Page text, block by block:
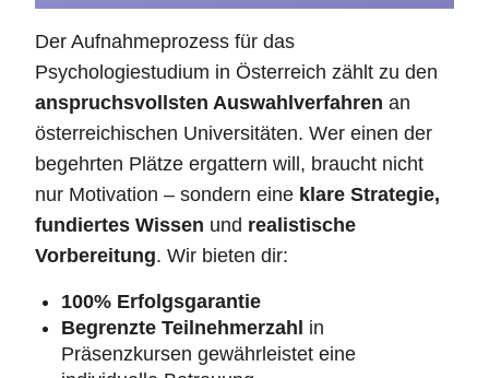
Der Aufnahmeprozess für das
Psychologiestudium in Österreich zählt zu den
anspruchsvollsten Auswahlverfahren an
österreichischen Universitäten. Wer einen der
begehrten Plätze ergattern will, braucht nicht
nur Motivation – sondern eine klare Strategie,
fundiertes Wissen und realistische
Vorbereitung. Wir bieten dir:
100% Erfolgsgarantie
Begrenzte Teilnehmerzahl in
Präsenzkursen gewährleistet eine